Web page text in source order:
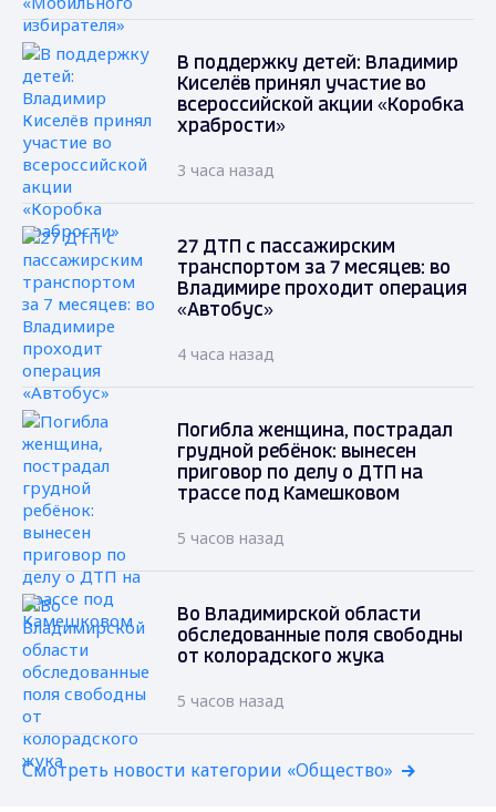
В поддержку детей: Владимир
Киселёв принял участие во
всероссийской акции «Коробка
храбрости»
3 часа назад
27 ДТП с пассажирским
транспортом за 7 месяцев: во
Владимире проходит операция
«Автобус»
4 часа назад
Погибла женщина, пострадал
грудной ребёнок: вынесен
приговор по делу о ДТП на
трассе под Камешковом
5 часов назад
Во Владимирской области
обследованные поля свободны
от колорадского жука
5 часов назад
Смотреть новости категории «Общество»